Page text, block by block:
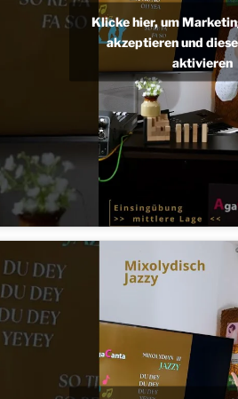
Klicke hier, um
akzeptieren und
aktivieren